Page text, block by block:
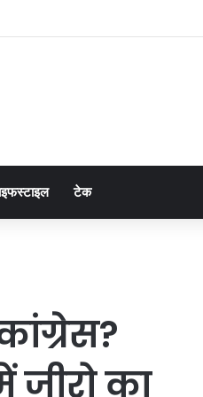
कितना और कैसे इस्तेमाल करें AI
टेक
का